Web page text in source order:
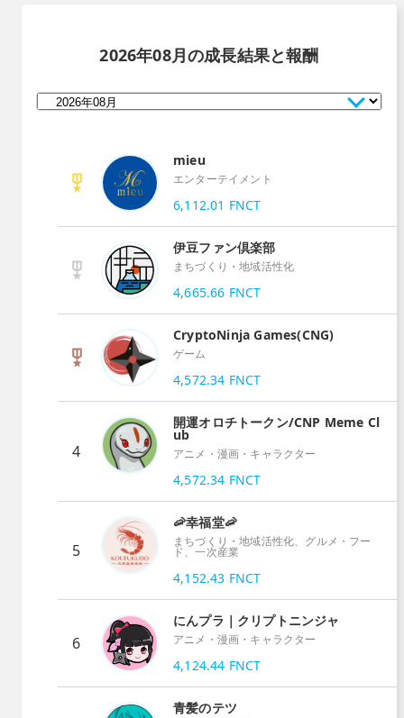
2026年08月の成長結果と報酬
mieu
エンターテイメント
6,112.01 FNCT
伊豆ファン倶楽部
まちづくり・地域活性化
4,665.66 FNCT
CryptoNinja Games(CNG)
ゲーム
4,572.34 FNCT
4
開運オロチトークン/CNP Meme Cl
ub
アニメ・漫画・キャラクター
4,572.34 FNCT
5
🦐幸福堂🦐
まちづくり・地域活性化、グルメ・フー
ド、一次産業
4,152.43 FNCT
6
にんプラ｜クリプトニンジャ
アニメ・漫画・キャラクター
4,124.44 FNCT
青髪のテツ